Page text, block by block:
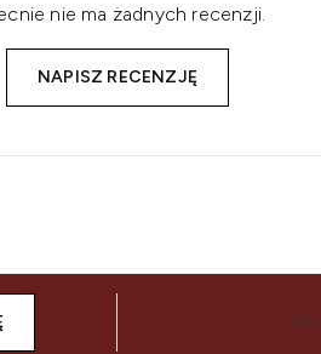
nie ma żadnych recenzji.
NAPISZ RECENZJĘ